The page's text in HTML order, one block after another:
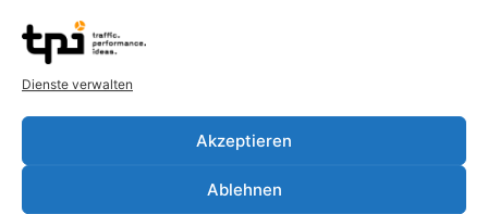
Dienste verwalten
Akzeptieren
Ablehnen
Beschreibung
Canalis alimentarius, Apparatus digestorius) des Menschen,
Verdauung im Verdauungsapparat. Als Verdauung (Digestion)
bezeichnet man die mechanische Zerkleinerung der
aufgenommenen Nahrungsbestandteile und ihre enzymatische